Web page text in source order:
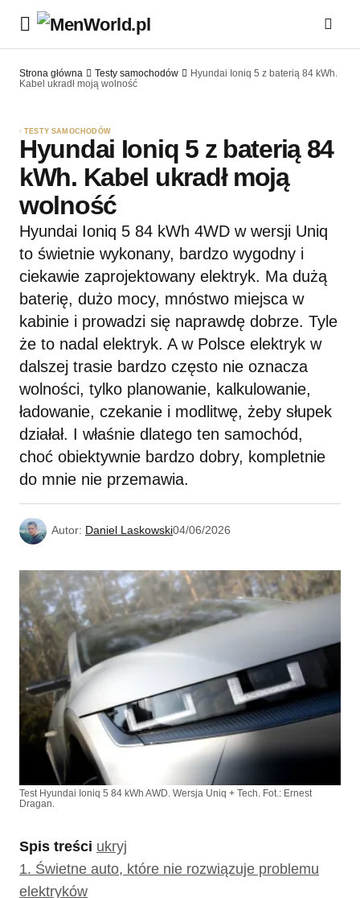
Strona główna Testy samochodów
Hyundai Ioniq 5 z baterią 84 kWh.
Kabel ukradł moją wolność
TESTY SAMOCHODÓW
Hyundai Ioniq 5 z baterią 84
kWh. Kabel ukradł moją
wolność
Hyundai Ioniq 5 84 kWh 4WD w wersji Uniq
to świetnie wykonany, bardzo wygodny i
ciekawie zaprojektowany elektryk. Ma dużą
baterię, dużo mocy, mnóstwo miejsca w
kabinie i prowadzi się naprawdę dobrze. Tyle
że to nadal elektryk. A w Polsce elektryk w
dalszej trasie bardzo często nie oznacza
wolności, tylko planowanie, kalkulowanie,
ładowanie, czekanie i modlitwę, żeby słupek
działał. I właśnie dlatego ten samochód,
choć obiektywnie bardzo dobry, kompletnie
do mnie nie przemawia.
Autor: Daniel Laskowski04/06/2026
Test Hyundai Ioniq 5 84 kWh AWD. Wersja Uniq + Tech. Fot.: Ernest
Dragan.
Spis treści ukryj
1. Świetne auto, które nie rozwiązuje problemu
elektryków